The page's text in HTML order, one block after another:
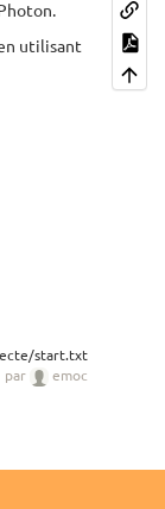
utilisant
start.txt
par emoc